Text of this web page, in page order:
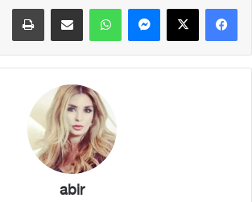
فيسبوك X ماسنجر واتساب مشاركة عبر البريد
abir